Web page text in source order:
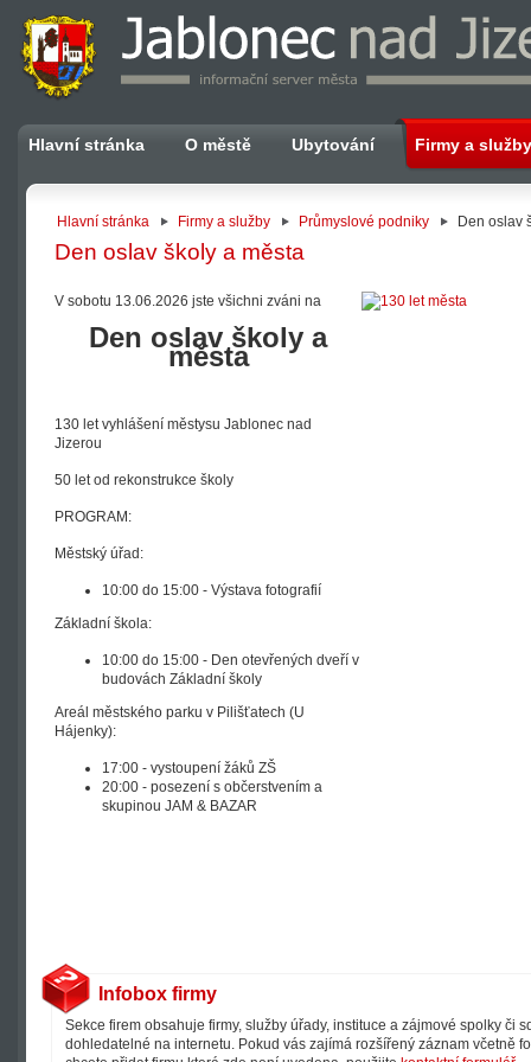
Hlavní stránka O městě Ubytování Firmy a služby
Hlavní stránka Firmy a služby Průmyslové podniky Den oslav
Den oslav školy a města
V sobotu 13.06.2026 jste všichni zváni na
Den oslav školy a
města
130 let vyhlášení městysu Jablonec nad
Jizerou
50 let od rekonstrukce školy
PROGRAM:
Městský úřad:
10:00 do 15:00 - Výstava fotografií
Základní škola:
10:00 do 15:00 - Den otevřených dveří v
budovách Základní školy
Areál městského parku v Pilišťatech (U
Hájenky):
17:00 - vystoupení žáků ZŠ
20:00 - posezení s občerstvením a
skupinou JAM & BAZAR
Infobox firmy
Sekce firem obsahuje firmy, služby úřady, instituce a zájmové spolky či
dohledatelné na internetu. Pokud vás zajímá rozšířený záznam včetně